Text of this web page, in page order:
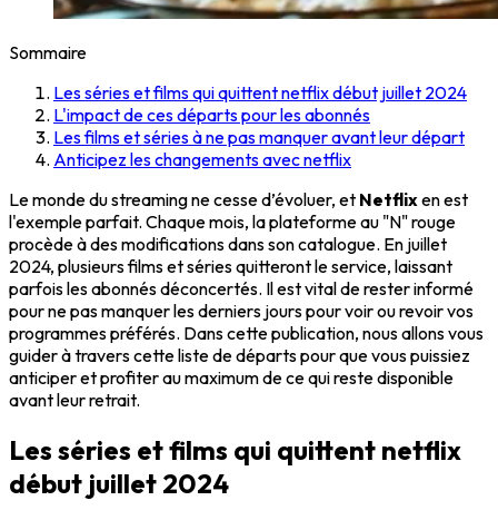
Sommaire
Les séries et films qui quittent netflix début juillet 2024
L'impact de ces départs pour les abonnés
Les films et séries à ne pas manquer avant leur départ
Anticipez les changements avec netflix
Le monde du streaming ne cesse d’évoluer, et Netflixen est
l'exemple parfait. Chaque mois, la plateforme au "N" rouge
procède à des modifications dans son catalogue. En juillet
2024, plusieurs films et séries quitteront le service, laissant
parfois les abonnés déconcertés. Il est vital de rester informé
pour ne pas manquer les derniers jours pour voir ou revoir vos
programmes préférés. Dans cette publication, nous allons vous
guider à travers cette liste de départs pour que vous puissiez
anticiper et profiter au maximum de ce qui reste disponible
avant leur retrait.
Les séries et films qui quittent netflix
début juillet 2024